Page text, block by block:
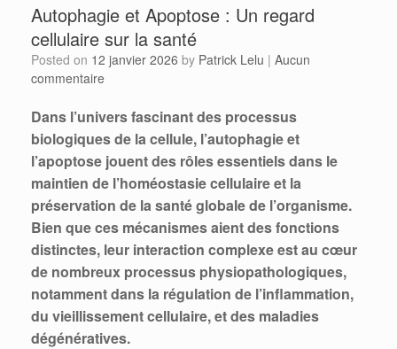
Autophagie et Apoptose : Un regard
cellulaire sur la santé
Posted on 12 janvier 2026 by Patrick Lelu | Aucun
commentaire
Dans l’univers fascinant des processus
biologiques de la cellule, l’autophagie et
l’apoptose jouent des rôles essentiels dans le
maintien de l’homéostasie cellulaire et la
préservation de la santé globale de l’organisme.
Bien que ces mécanismes aient des fonctions
distinctes, leur interaction complexe est au cœur
de nombreux processus physiopathologiques,
notamment dans la régulation de l’inflammation,
du vieillissement cellulaire, et des maladies
dégénératives.